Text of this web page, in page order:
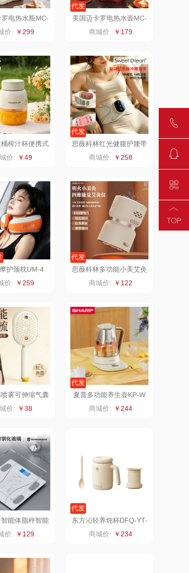
骆驼
汉美驰
先科
润本（套装类）
西屋（小家电）
长寿花
有色
京荟堂
品胜
索爱（个护类）
果兹
乐心
三头鹰
飞利浦（音频类）
乐千厨
味滋源
喜临门
电热水瓶MC-
SP281
价: ￥299
代发
美国迈卡罗电热水壶MC-
商城价: ￥179
榨汁杯便携式
TRGZJ3106
价: ￥49
代发
思薇科林红光健腹护腰带
运动护腰带热敷按摩仪Y
K-JF08
商城价: ￥258
护颈枕UM-4
价: ￥259
代发
思薇科林多功能小美艾灸
仪恒温刮痧仪按摩仪sm1
688
商城价: ￥122
雾可伸缩气囊
按摩梳JY-603
价: ￥38
代发
夏普多功能养生壶KP-W
T15L-W1.5L
商城价: ￥244
能体脂秤智能
秤ts-c66
价: ￥129
代发
东方沁轻养炖杯DFQ-YT-
SY01（茶漏款）
商城价: ￥234